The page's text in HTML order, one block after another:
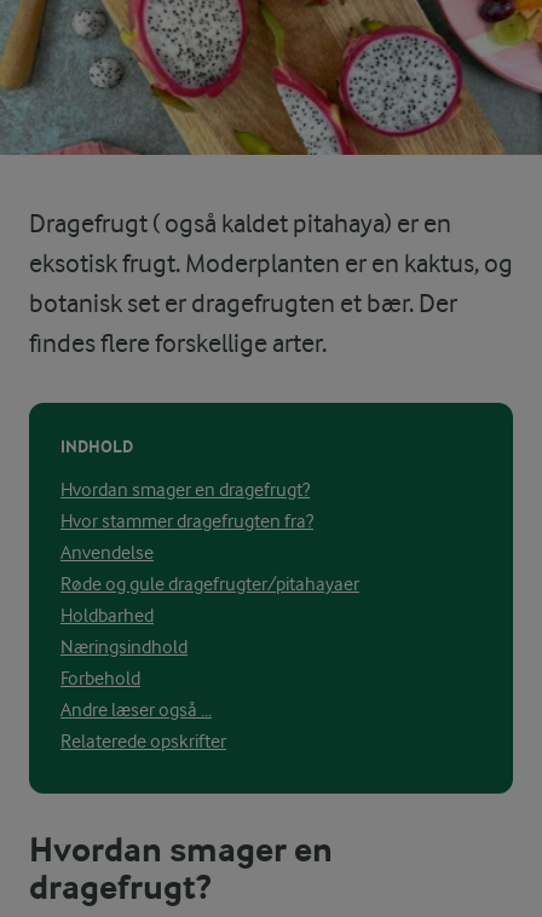
Dragefrugt ( også kaldet pitahaya) er en
eksotisk frugt. Moderplanten er en kaktus, og
botanisk set er dragefrugten et bær. Der
findes flere forskellige arter.
INDHOLD
Hvordan smager en dragefrugt?
Hvor stammer dragefrugten fra?
Anvendelse
Røde og gule dragefrugter/pitahayaer
Holdbarhed
Næringsindhold
Forbehold
Andre læser også ...
Relaterede opskrifter
Hvordan smager en
dragefrugt?